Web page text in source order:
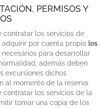
PERMISOS Y
contratar los servicios de
adquirir por cuenta propia los
necesarios para desarrollar
además deben
excursiones dichos
al momento de la reserva.
los servicios de la
tomar una copia de los